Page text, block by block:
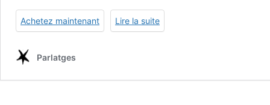
faucon
–
Achetez maintenant Lire la suite
Parlatges